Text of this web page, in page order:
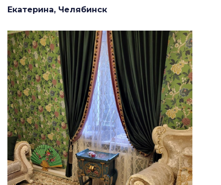
Екатерина, Челябинск